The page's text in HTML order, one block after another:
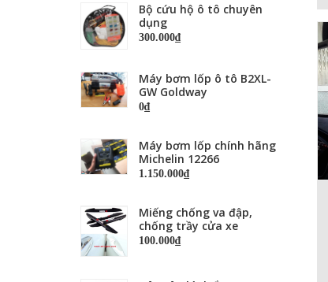
Bộ cứu hộ ô tô chuyên
dụng
300.000₫
Máy bơm lốp ô tô B2XL-
GW Goldway
0₫
Máy bơm lốp chính hãng
Michelin 12266
1.150.000₫
Miếng chống va đập,
chống trầy cửa xe
100.000₫